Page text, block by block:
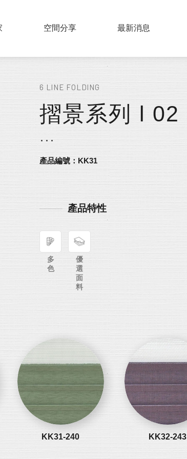
鋁片百葉
布片百葉
COLLECTIONS
空間分享 LATEST NEWS
最新消息
6 LINE FOLDING
摺景系列 l 02
產品編號：KK31
產品特性
多
色
優
選
面
料
KK31-240 KK32-243